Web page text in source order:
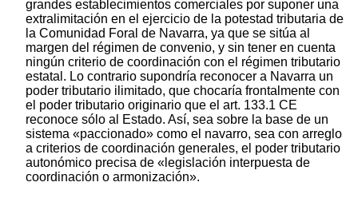
grandes establecimientos comerciales por suponer una
extralimitación en el ejercicio de la potestad tributaria de
la Comunidad Foral de Navarra, ya que se sitúa al
margen del régimen de convenio, y sin tener en cuenta
ningún criterio de coordinación con el régimen tributario
estatal. Lo contrario supondría reconocer a Navarra un
poder tributario ilimitado, que chocaría frontalmente con
el poder tributario originario que el art. 133.1 CE
reconoce sólo al Estado. Así, sea sobre la base de un
sistema «paccionado» como el navarro, sea con arreglo
a criterios de coordinación generales, el poder tributario
autonómico precisa de «legislación interpuesta de
coordinación o armonización».